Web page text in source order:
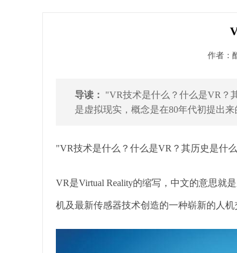
作者：
导读：
"VR技术是什么？什么是VR？
是虚拟现实，概念是在80年代初提出
"VR技术是什么？什么是VR？其历史是什么
VR是Virtual Reality的缩写，中文的意思就
机及最新传感器技术创造的一种崭新的人机